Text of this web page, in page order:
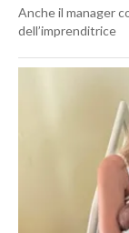
Anche il manager
dell’imprenditrice